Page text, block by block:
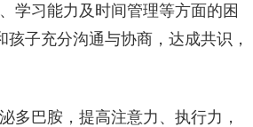
学习能力及时间管理等方面的困
子充分沟通与协商，达成共识，
多巴胺，提高注意力、执行力，